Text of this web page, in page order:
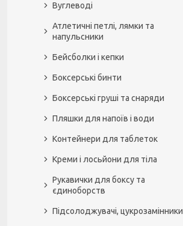
Вуглеводі
Атлетичні петлі, лямки та
напульсники
Бейсболки і кепки
Боксерські бинти
Боксерські груші та снаряди
Пляшки для напоїв і води
Контейнери для таблеток
Креми і лосьйони для тіла
Рукавички для боксу та
єдиноборств
Підсолоджувачі, цукрозамінники